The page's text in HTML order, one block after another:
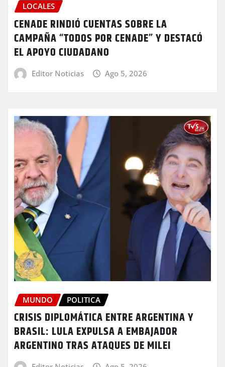
LOCALES
CENADE RINDIÓ CUENTAS SOBRE LA
CAMPAÑA “TODOS POR CENADE” Y DESTACÓ
EL APOYO CIUDADANO
Editor Noticias Ago 5, 2026
MUNDO POLITICA
CRISIS DIPLOMÁTICA ENTRE ARGENTINA Y
BRASIL: LULA EXPULSA A EMBAJADOR
ARGENTINO TRAS ATAQUES DE MILEI